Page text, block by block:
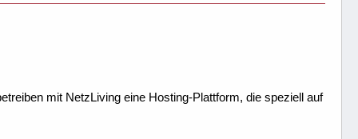
mit NetzLiving eine Hosting-Plattform, die speziell auf